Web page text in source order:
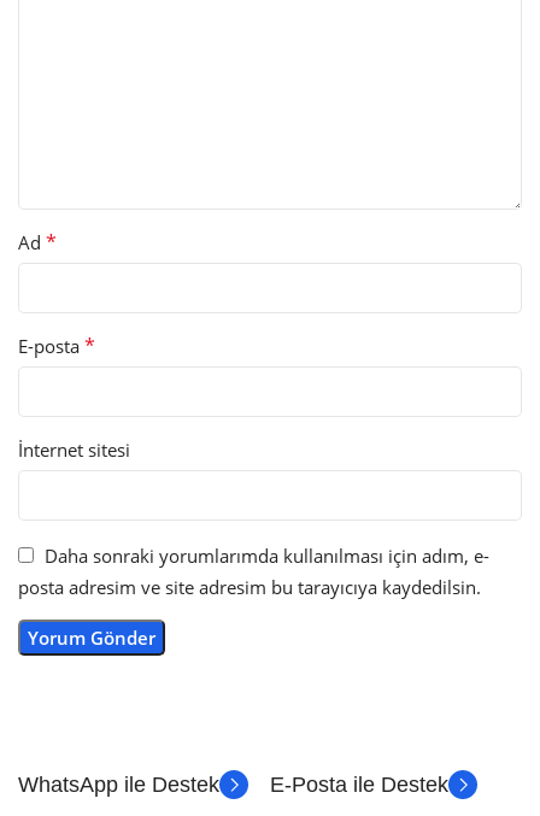
Ad *
E-posta *
İnternet sitesi
Daha sonraki yorumlarımda kullanılması için adım, e-
posta adresim ve site adresim bu tarayıcıya kaydedilsin.
WhatsApp ile Destek E-Posta ile Destek